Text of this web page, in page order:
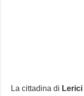
La cittadina di Lerici